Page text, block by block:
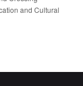
and Cultural